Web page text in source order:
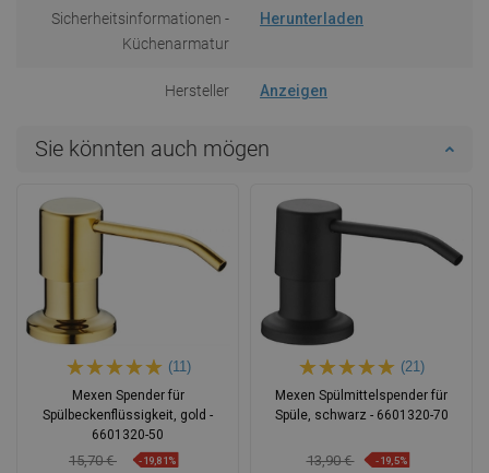
Sicherheitsinformationen -
Küchenarmatur
Herunterladen
Hersteller Anzeigen
Sie könnten auch mögen
(11)
Mexen Spender für
Spülbeckenflüssigkeit, gold -
6601320-50
15,70 € -19,81%
(21)
Mexen Spülmittelspender für
Spüle, schwarz - 6601320-70
13,90 € -19,5%